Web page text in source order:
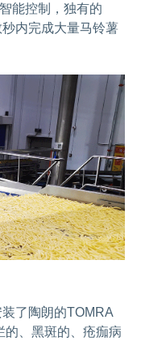
能控制，独有的
内完成大量马铃薯
了陶朗的TOMRA
的、黑斑的、疮痂病